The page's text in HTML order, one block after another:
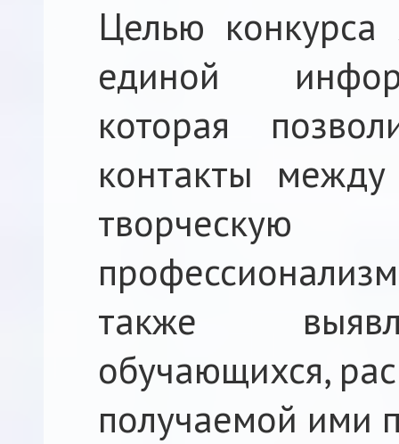
Целью конкурса
единой
которая
контакты
также
обучающихся,
получаемой ими